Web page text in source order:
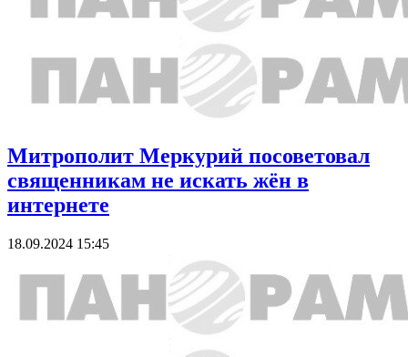
Митрополит Меркурий посоветовал
священникам не искать жён в
интернете
18.09.2024 15:45